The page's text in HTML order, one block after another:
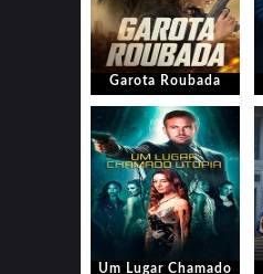
Garota Roubada
Um Lugar Chamado